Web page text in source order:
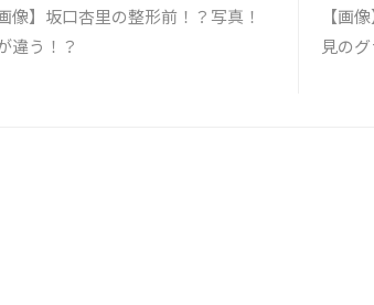
さんと千原ジュニアさんと
報道された女優さんの正
名暴露(*´∀｀)♪⇒ 【画
画像】坂口杏里の整形前！？写真！
違う！？
【画
見の